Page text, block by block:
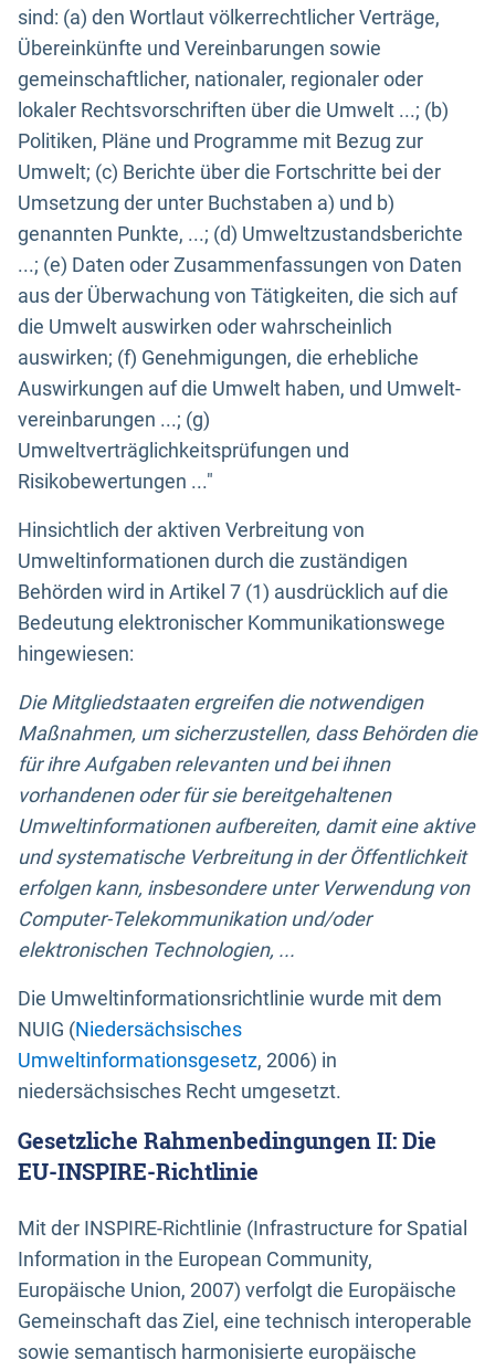
sind: (a) den Wortlaut völkerrechtlicher Verträge,
Übereinkünfte und Vereinbarungen sowie
gemeinschaftlicher, nationaler, regionaler oder
lokaler Rechtsvorschriften über die Umwelt ...; (b)
Politiken, Pläne und Programme mit Bezug zur
Umwelt; (c) Berichte über die Fortschritte bei der
Umsetzung der unter Buchstaben a) und b)
genannten Punkte, ...; (d) Umweltzustandsberichte
...; (e) Daten oder Zusammenfassungen von Daten
aus der Überwachung von Tätigkeiten, die sich auf
die Umwelt auswirken oder wahrscheinlich
auswirken; (f) Genehmigungen, die erhebliche
Auswirkungen auf die Umwelt haben, und Umwelt-
vereinbarungen ...; (g)
Umweltverträglichkeitsprüfungen und
Risikobewertungen ..."
Hinsichtlich der aktiven Verbreitung von
Umweltinformationen durch die zuständigen
Behörden wird in Artikel 7 (1) ausdrücklich auf die
Bedeutung elektronischer Kommunikationswege
hingewiesen:
Die Mitgliedstaaten ergreifen die notwendigen
Maßnahmen, um sicherzustellen, dass Behörden die
für ihre Aufgaben relevanten und bei ihnen
vorhandenen oder für sie bereitgehaltenen
Umweltinformationen aufbereiten, damit eine aktive
und systematische Verbreitung in der Öffentlichkeit
erfolgen kann, insbesondere unter Verwendung von
Computer-Telekommunikation und/oder
elektronischen Technologien, ...
Die Umweltinformationsrichtlinie wurde mit dem
NUIG (Niedersächsisches
Umweltinformationsgesetz, 2006) in
niedersächsisches Recht umgesetzt.
Gesetzliche Rahmenbedingungen II: Die
EU-INSPIRE-Richtlinie
Mit der INSPIRE-Richtlinie (Infrastructure for Spatial
Information in the European Community,
Europäische Union, 2007) verfolgt die Europäische
Gemeinschaft das Ziel, eine technisch interoperable
sowie semantisch harmonisierte europäische